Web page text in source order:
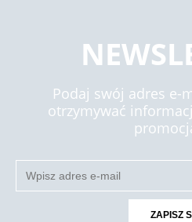
Podaj swój adres e-
otrzymywać
ZAPISZ